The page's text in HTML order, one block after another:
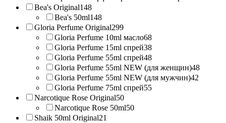
Bea's Original148
Bea's 50ml148
Gloria Perfume Original299
Gloria Perfume 10ml масло68
Gloria Perfume 15ml спрей38
Gloria Perfume 55ml спрей48
Gloria Perfume 55ml NEW (для женщин)48
Gloria Perfume 55ml NEW (для мужчин)42
Gloria Perfume 75ml спрей55
Narcotique Rose Original50
Narcotique Rose 50ml50
Shaik 50ml Original21